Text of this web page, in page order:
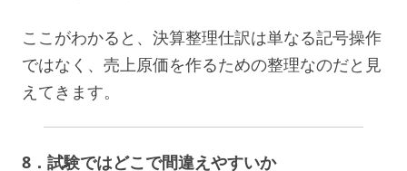
ここがわかると、決算整理仕訳は単なる記号操作
ではなく、売上原価を作るための整理なのだと見
えてきます。
8．試験ではどこで間違えやすいか